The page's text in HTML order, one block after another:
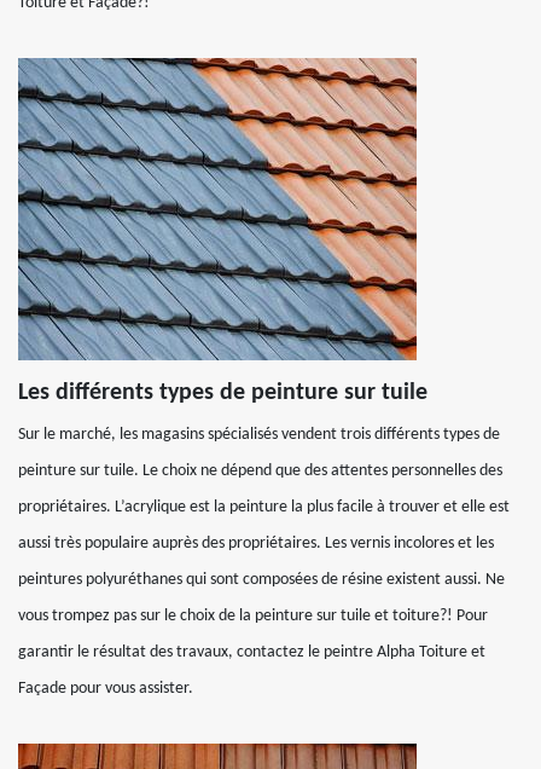
Les différents types de peinture sur tuile
Sur le marché, les magasins spécialisés vendent trois différents types de
peinture sur tuile. Le choix ne dépend que des attentes personnelles des
propriétaires. L’acrylique est la peinture la plus facile à trouver et elle est
aussi très populaire auprès des propriétaires. Les vernis incolores et les
peintures polyuréthanes qui sont composées de résine existent aussi. Ne
vous trompez pas sur le choix de la peinture sur tuile et toiture?! Pour
garantir le résultat des travaux, contactez le peintre Alpha Toiture et
Façade pour vous assister.